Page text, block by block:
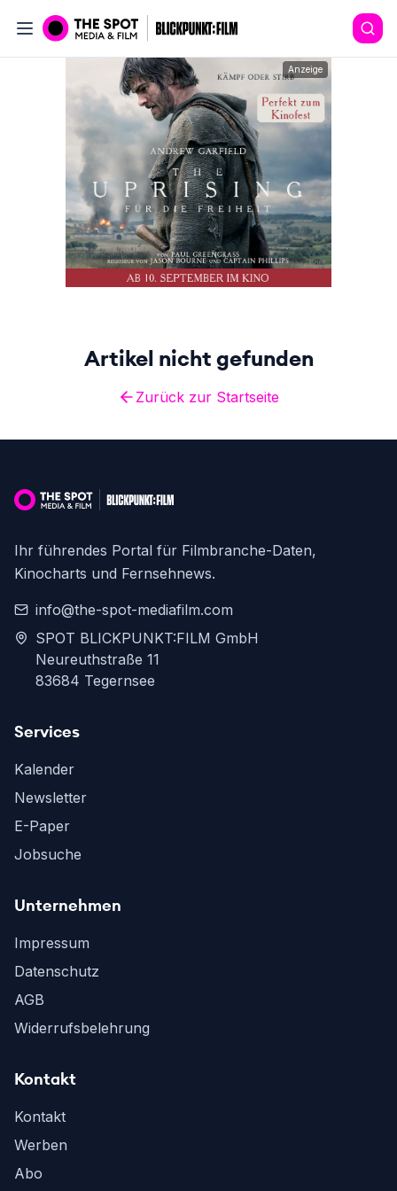
Anzeige
Artikel nicht gefunden
Zurück zur Startseite
Ihr führendes Portal für Filmbranche-Daten,
Kinocharts und Fernsehnews.
info@the-spot-mediafilm.com
SPOT BLICKPUNKT:FILM GmbH
Neureuthstraße 11
83684 Tegernsee
Services
Kalender
Newsletter
E-Paper
Jobsuche
Unternehmen
Impressum
Datenschutz
AGB
Widerrufsbelehrung
Kontakt
Kontakt
Werben
Abo